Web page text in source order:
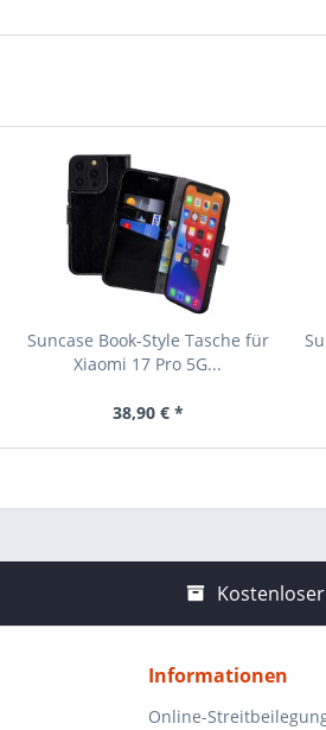
Suncase Book-Style Tasche für
Xiaomi 17 Pro 5G...
38,90 € *
Informationen
Online-